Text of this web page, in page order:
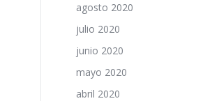
agosto 2020
julio 2020
junio 2020
mayo 2020
abril 2020